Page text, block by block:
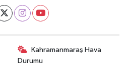
Kahramanmaraş Hava
Durumu